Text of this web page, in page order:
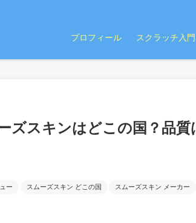
プロフィール スクラッチ入門
ズスキンはどこの国？品質
ー スムーズスキン どこの国 スムーズスキン メーカー